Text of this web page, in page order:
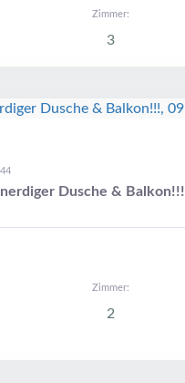
Zimmer:
3
Dusche & Balkon!!!
Zimmer:
2